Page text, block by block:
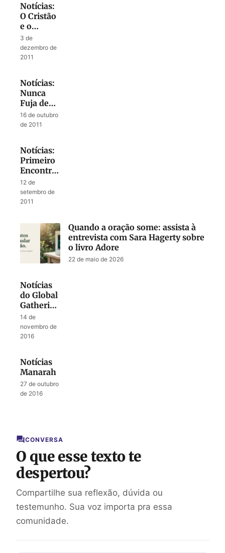
Notícias:
O Cristão
e o
Mundo
3 de
dezembro de
2011
Notícias:
Nunca
Fuja de
Problemas
16 de outubro
de 2011
Notícias:
Primeiro
Encontro
Impacto
12 de
setembro de
2011
Quando a oração some: assista à
entrevista com Sara Hagerty sobre
o livro Adore
22 de maio de 2026
Notícias
do Global
Gathering
Jerusalém
14 de
novembro de
2016
Notícias
Manarah
27 de outubro
de 2016
CONVERSA
O que esse texto te
despertou?
Compartilhe sua reflexão, dúvida ou
testemunho. Sua voz importa pra essa
comunidade.